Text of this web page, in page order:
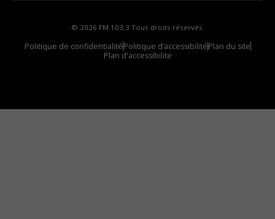
© 2026 FM 103,3 Tous droits réservés.
Politique de confidentialitéPolitique d’accessibilitéPlan du site
Plan d'accessibilite